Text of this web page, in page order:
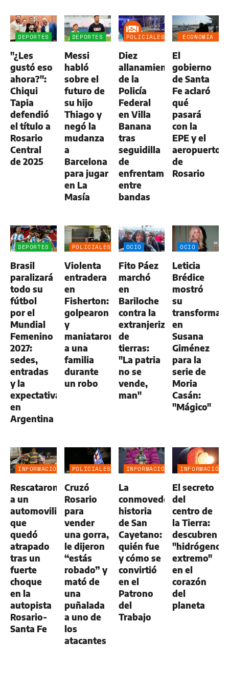
DEPORTES
"¿Les
gustó eso
ahora?":
Chiqui
Tapia
defendió
el título a
Rosario
Central
de 2025
DEPORTES
Messi
habló
sobre el
futuro de
su hijo
Thiago y
negó la
mudanza
a
Barcelona
para jugar
en La
Masía
POLICIALES
Diez
allanamientos
de la
Policía
Federal
en Villa
Banana
tras
seguidilla
de
enfrentamientos
entre
bandas
ECONOMÍA
El
gobierno
de Santa
Fe aclaró
qué
pasará
con la
EPE y el
aeropuerto
de
Rosario
DEPORTES
Brasil
paralizará
todo su
fútbol
por el
Mundial
Femenino
2027:
sedes,
entradas
y la
expectativa
en
Argentina
POLICIALES
Violenta
entradera
en
Fisherton:
golpearon
y
maniataron
a una
familia
durante
un robo
OCIO
Fito Páez
marchó
en
Bariloche
contra la
extranjerización
de
tierras:
"La patria
no se
vende,
man"
OCIO
Leticia
Brédice
mostró
su
en
Susana
Giménez
para la
serie de
Moria
Casán:
"Mágico"
INFORMACIÓN
Rescataron
a un
automovilista
que
quedó
atrapado
tras un
fuerte
choque
en la
autopista
Rosario-
Santa Fe
POLICIALES
Cruzó
Rosario
para
vender
una gorra,
le dijeron
“estás
robado” y
mató de
una
puñalada
a uno de
los
atacantes
INFORMACIÓN
La
conmovedora
historia
de San
Cayetano:
quién fue
y cómo se
convirtió
en el
Patrono
del
Trabajo
INFORMACIÓN
El secreto
del
centro de
la Tierra:
descubren
"hidrógeno
extremo"
en el
corazón
del
planeta